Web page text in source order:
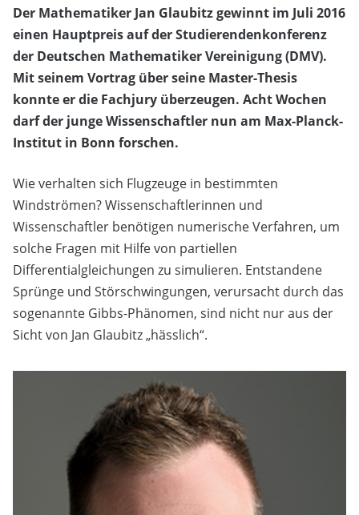
Der Mathematiker Jan Glaubitz gewinnt im Juli 2016
einen Hauptpreis auf der Studierendenkonferenz
der Deutschen Mathematiker Vereinigung (DMV).
Mit seinem Vortrag über seine Master-Thesis
konnte er die Fachjury überzeugen. Acht Wochen
darf der junge Wissenschaftler nun am Max-Planck-
Institut in Bonn forschen.
Wie verhalten sich Flugzeuge in bestimmten
Windströmen? Wissenschaftlerinnen und
Wissenschaftler benötigen numerische Verfahren, um
solche Fragen mit Hilfe von partiellen
Differentialgleichungen zu simulieren. Entstandene
Sprünge und Störschwingungen, verursacht durch das
sogenannte Gibbs-Phänomen, sind nicht nur aus der
Sicht von Jan Glaubitz „hässlich“.